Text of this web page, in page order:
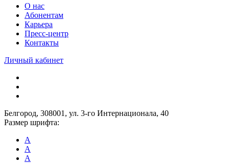
О нас
Абонентам
Карьера
Пресс-центр
Контакты
Личный кабинет
Белгород, 308001, ул. 3-го Интернационала, 40
Размер шрифта:
A
A
A